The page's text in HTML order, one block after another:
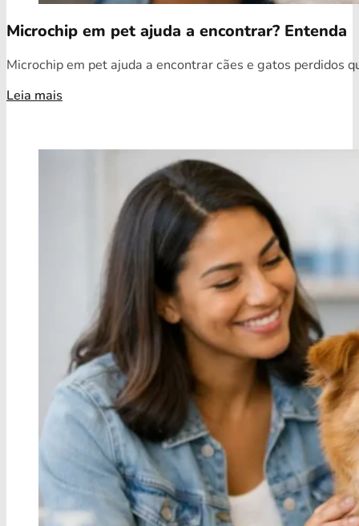
Microchip em pet ajuda a encontrar? Entenda
Microchip em pet ajuda a encontrar cães e gatos perdidos
Leia mais